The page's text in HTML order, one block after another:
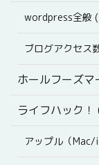
wordpress全般
ブログアクセス
ホールフーズ
ライフハック！
アップル（